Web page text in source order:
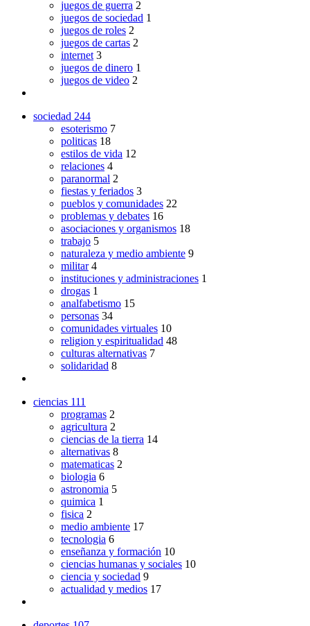
juegos de guerra 2
juegos de sociedad 1
juegos de roles 2
juegos de cartas 2
internet 3
juegos de dinero 1
juegos de video 2
sociedad 244
esoterismo 7
politicas 18
estilos de vida 12
relaciones 4
paranormal 2
fiestas y feriados 3
pueblos y comunidades 22
problemas y debates 16
asociaciones y organismos 18
trabajo 5
naturaleza y medio ambiente 9
militar 4
instituciones y administraciones 1
drogas 1
analfabetismo 15
personas 34
comunidades virtuales 10
religion y espiritualidad 48
culturas alternativas 7
solidaridad 8
ciencias 111
programas 2
agricultura 2
ciencias de la tierra 14
alternativas 8
matematicas 2
biologia 6
astronomia 5
quimica 1
fisica 2
medio ambiente 17
tecnologia 6
enseñanza y formación 10
ciencias humanas y sociales 10
ciencia y sociedad 9
actualidad y medios 17